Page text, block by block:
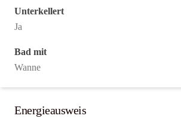
Unterkellert
Ja
Bad mit
Wanne
Energieausweis